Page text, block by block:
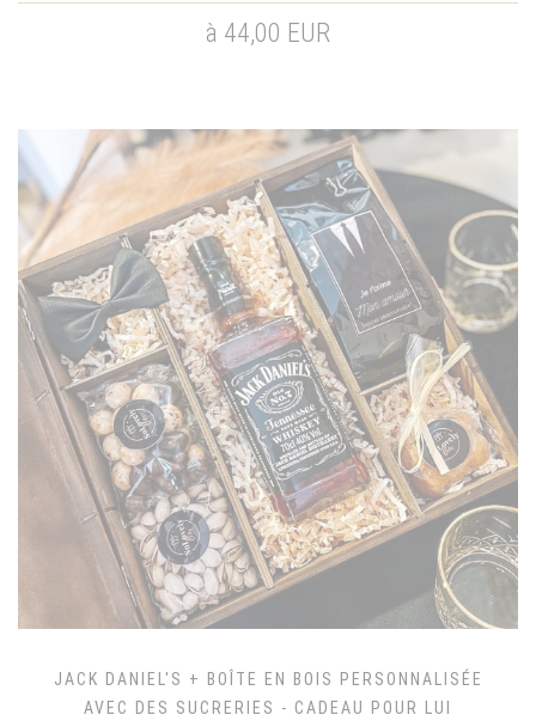
à 44,00 EUR
JACK DANIEL'S + BOÎTE EN BOIS PERSONNALISÉE
AVEC DES SUCRERIES - CADEAU POUR LUI